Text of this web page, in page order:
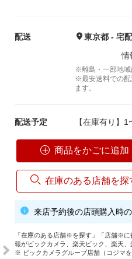
配送
東京都 - 宅
情
※離島・一部地域
※最安送料での配
ます。
配送予定 【在庫有り】
商品をかごに追加
在庫のある店舗を探
来店予約後の店頭購入時
「在庫のある店舗※を探す」「店舗※
報がビックカメラ、楽天ビック、楽天
※ ビックカメラグループ店舗（コジマを